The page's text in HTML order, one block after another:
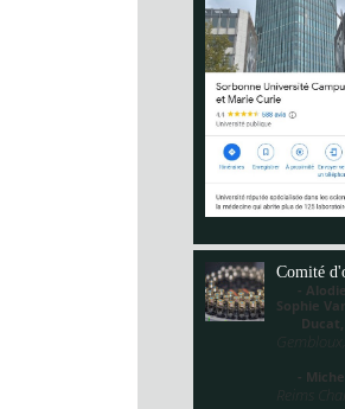
Comité
- Alodie
Sophie
-
Reims